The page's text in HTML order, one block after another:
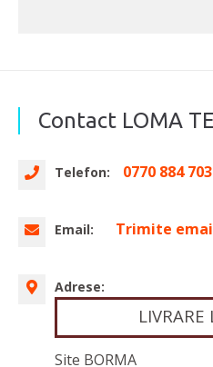
Contact LOMA
Telefon: 0770 884 703
Email: Trimite
Adrese:
Site BORMA